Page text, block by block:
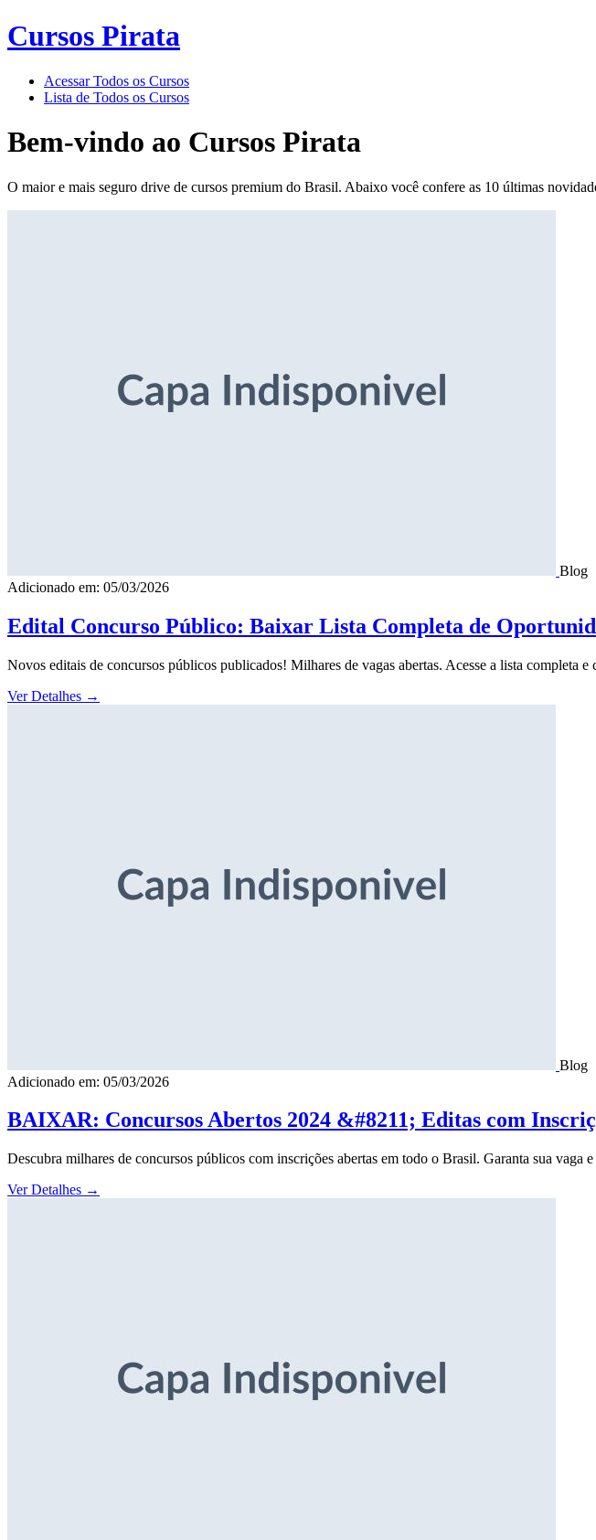
Cursos Pirata
Acessar Todos os Cursos
Lista de Todos os Cursos
Bem-vindo ao Cursos Pirata
O maior e mais seguro drive de cursos premium do Brasil. Abaixo você confere as 10 últimas
Blog
Adicionado em: 05/03/2026
Edital Concurso Público: Baixar Lista Completa de
Novos editais de concursos públicos publicados! Milhares de vagas abertas. Acesse a lista completa
Ver Detalhes →
Blog
Adicionado em: 05/03/2026
BAIXAR: Concursos Abertos 2024 &#8211; Editas com
Descubra milhares de concursos públicos com inscrições abertas em todo o Brasil. Garanta sua vaga
Ver Detalhes →